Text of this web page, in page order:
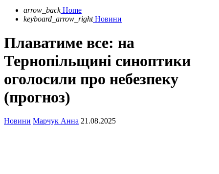
arrow_back Home
keyboard_arrow_right Новини
Плаватиме все: на
Тернопільщині синоптики
оголосили про небезпеку
(прогноз)
Новини Марчук Анна 21.08.2025